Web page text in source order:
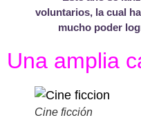
voluntarios, la cual
mucho poder
Una amplia
Cine ficción